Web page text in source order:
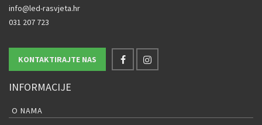
info@led-rasvjeta.hr
031 207 723
KONTAKTIRAJTE NAS
INFORMACIJE
O NAMA